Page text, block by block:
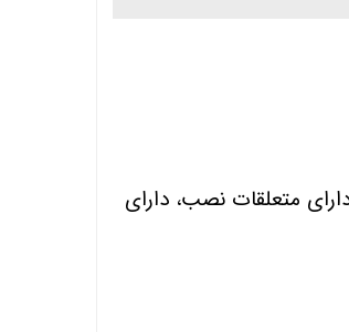
متعلقات نصب، دارای